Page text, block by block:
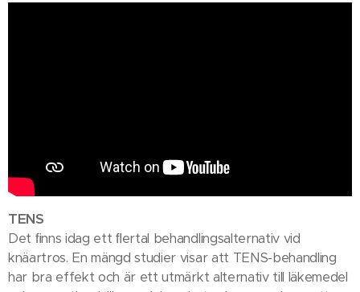
TENS
Det ﬁnns idag ett ﬂertal behandlingsalternativ vid
knäartros. En mängd studier visar att TENS-behandling
har bra effekt och är ett utmärkt alternativ till läkemedel